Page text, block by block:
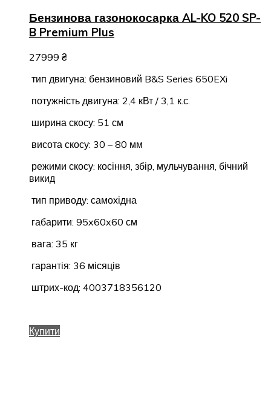
Бензинова газонокосарка AL-KO 520 SP-
B Premium Plus
27999 ₴
тип двигуна: бензиновий B&S Series 650EXi
потужність двигуна: 2,4 кВт / 3,1 к.с.
ширина скосу: 51 см
висота скосу: 30 – 80 мм
режими скосу: косіння, збір, мульчування, бічний
викид
тип приводу: самохідна
габарити: 95x60x60 см
вага: 35 кг
гарантія: 36 місяців
штрих-код: 4003718356120
Купити